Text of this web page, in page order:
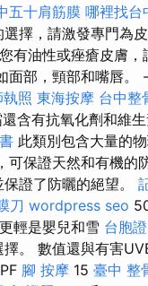
五十肩筋膜 哪裡找台
擇，請激發專門為
有油性或痤瘡皮膚，
面部，頸部和嘴唇。
照 東海按摩 台中整
含有抗氧化劑和維
此類別包含大量的
保證天然和有機的
證了防曬的絕望。
刀 wordpress seo
輕是嬰兒和雪 台胞
。 數值還與有害
腳 按摩 15 臺中 整